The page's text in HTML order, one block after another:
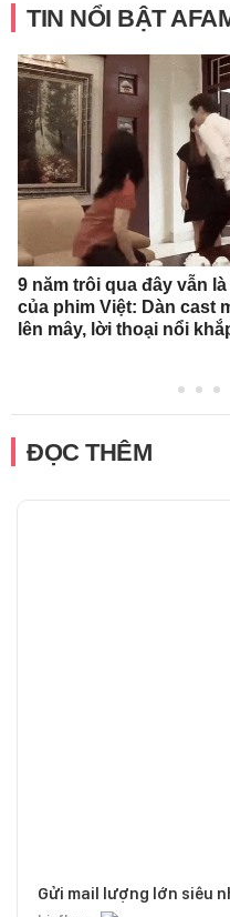
TIN NỔI BẬT
9 năm trôi qua đây vẫn
của phim Việt: Dàn cast
lên mây, lời thoại nổi
ĐỌC THÊM
Gửi mail lượng lớn siêu